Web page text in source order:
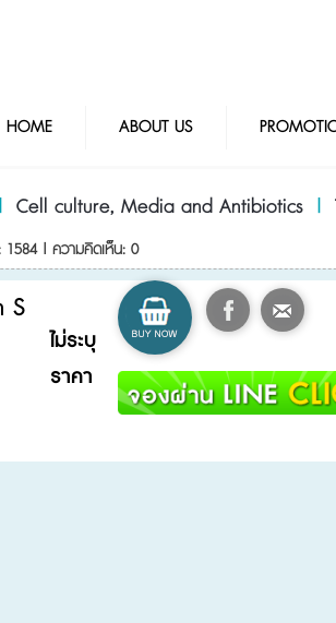
HOME ABOUT US
Cell culture, Media and Antibiotics |
| ความคิดเห็น: 0
S
ไม่ระบุ
ราคา